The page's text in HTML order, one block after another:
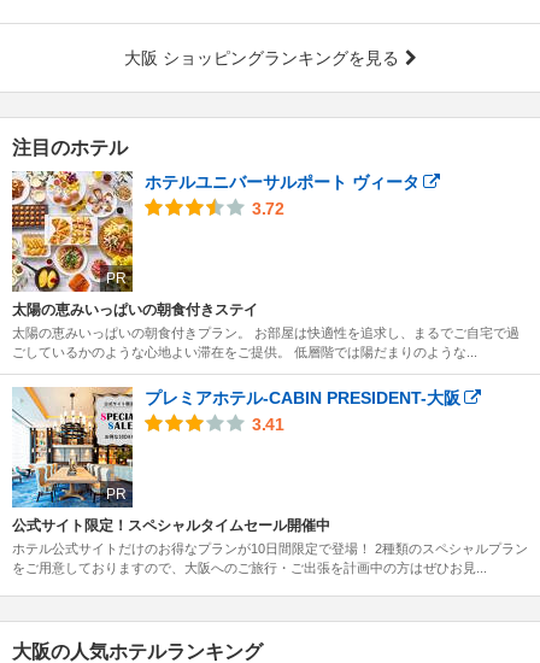
大阪 ショッピングランキングを見る
注目のホテル
PR
ホテルユニバーサルポート ヴィータ
3.72
太陽の恵みいっぱいの朝食付きステイ
太陽の恵みいっぱいの朝食付きプラン。 お部屋は快適性を追求し、まるでご自宅で過
ごしているかのような心地よい滞在をご提供。 低層階では陽だまりのような...
PR
プレミアホテル-CABIN PRESIDENT-大阪
3.41
公式サイト限定！スペシャルタイムセール開催中
ホテル公式サイトだけのお得なプランが10日間限定で登場！ 2種類のスペシャルプラン
をご用意しておりますので、大阪へのご旅行・ご出張を計画中の方はぜひお見...
大阪の人気ホテルランキング